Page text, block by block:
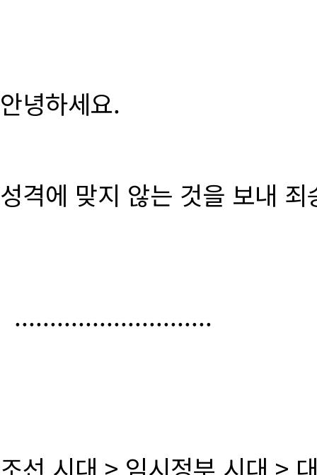
안녕하세요.
성격에 맞지 않는 것을 보내
............................
조선 시대 > 임시정부 시대 >